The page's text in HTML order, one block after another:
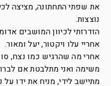
את שפתי התחתונה, מציצה
נוצצות.
הזדרזתי לכיוון המושבים
אחריי עלו ויקטור, יעל ומאור.
אחרי מה שהרגיש כמו נצח,
משימה ואני מתלבטת אם
מתיישב לידי, מניח את ידו